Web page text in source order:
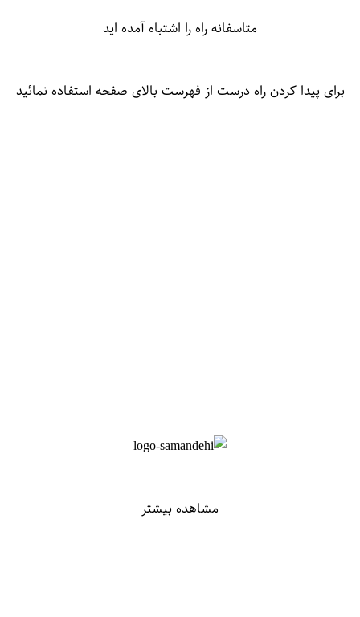
متاسفانه راه را اشتباه آمده اید
برای پیدا کردن راه درست از فهرست بالای صفحه استفاده نمائید
مشاهده بیشتر